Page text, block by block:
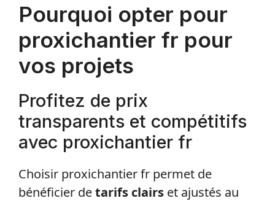
Pourquoi opter pour
proxichantier fr pour
vos projets
Profitez de prix
transparents et compétitifs
avec proxichantier fr
Choisir proxichantier fr permet de
bénéficier detarifs clairs et ajustés au